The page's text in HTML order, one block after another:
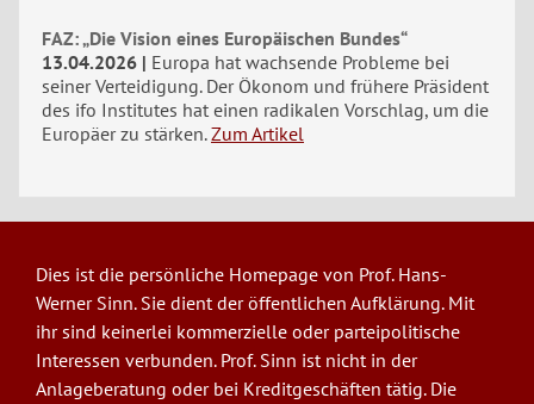
FAZ: „Die Vision eines Europäischen Bundes“
13.04.2026
Europa hat wachsende Probleme bei
seiner Verteidigung. Der Ökonom und frühere Präsident
des ifo Institutes hat einen radikalen Vorschlag, um die
Europäer zu stärken. Zum Artikel
Dies ist die persönliche Homepage von Prof. Hans-
Werner Sinn. Sie dient der öffentlichen Aufklärung. Mit
ihr sind keinerlei kommerzielle oder parteipolitische
Interessen verbunden. Prof. Sinn ist nicht in der
Anlageberatung oder bei Kreditgeschäften tätig. Die